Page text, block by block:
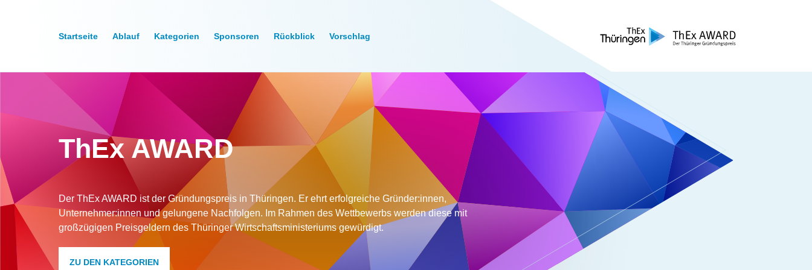
Startseite Ablauf Kategorien Sponsoren Rückblick Vorschlag
ThEx AWARD
Der ThEx AWARD ist der Gründungspreis in Thüringen. Er ehrt erfolgreiche Gründer:innen,
Unternehmer:innen und gelungene Nachfolgen. Im Rahmen des Wettbewerbs werden diese mit
großzügigen Preisgeldern des Thüringer Wirtschaftsministeriums gewürdigt.
ZU DEN KATEGORIEN